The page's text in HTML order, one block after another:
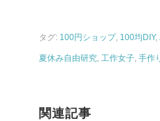
タグ: 100円ショップ, 100均DIY,
夏休み自由研究, 工作女子, 手作
関連記事